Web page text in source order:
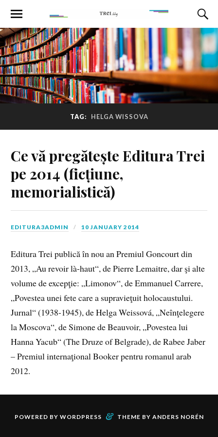
TAG: HELGA WISSOVA
Ce vă pregătește Editura Trei
pe 2014 (ficțiune,
memorialistică)
EDITURA3ADMIN 10 JANUARY 2014
Editura Trei publică în nou an Premiul Goncourt din
2013, „Au revoir là-haut“, de Pierre Lemaitre, dar şi alte
volume de excepţie: „Limonov“, de Emmanuel Carrere,
„Povestea unei fete care a supravieţuit holocaustului.
Jurnal“ (1938-1945), de Helga Weissová, „Neînţelegere
la Moscova“, de Simone de Beauvoir, „Povestea lui
Hanna Yacub“ (The Druze of Belgrade), de Rabee Jaber
– Premiul internaţional Booker pentru romanul arab
2012.
POWERED BY WORDPRESS & THEME BY ANDERS NORÉN